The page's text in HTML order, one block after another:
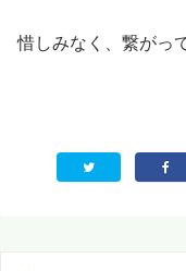
惜しみなく、繋がっ